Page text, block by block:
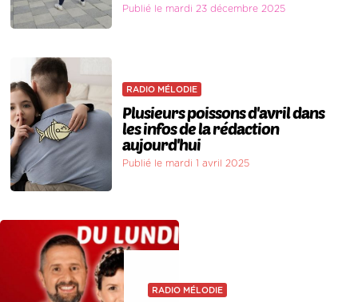
Publié le mardi 23 décembre 2025
RADIO MÉLODIE
Plusieurs poissons d'avril dans
les infos de la rédaction
aujourd'hui
Publié le mardi 1 avril 2025
RADIO MÉLODIE